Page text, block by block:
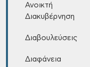
Ανοικτή
Διακυβέρνηση
Διαβουλεύσεις
Διαφάνεια